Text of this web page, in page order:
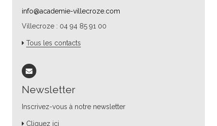
info@academie-villecroze.com
Villecroze : 04 94 85 91 00
Tous les contacts
Newsletter
Inscrivez-vous à notre newsletter
Cliquez ici